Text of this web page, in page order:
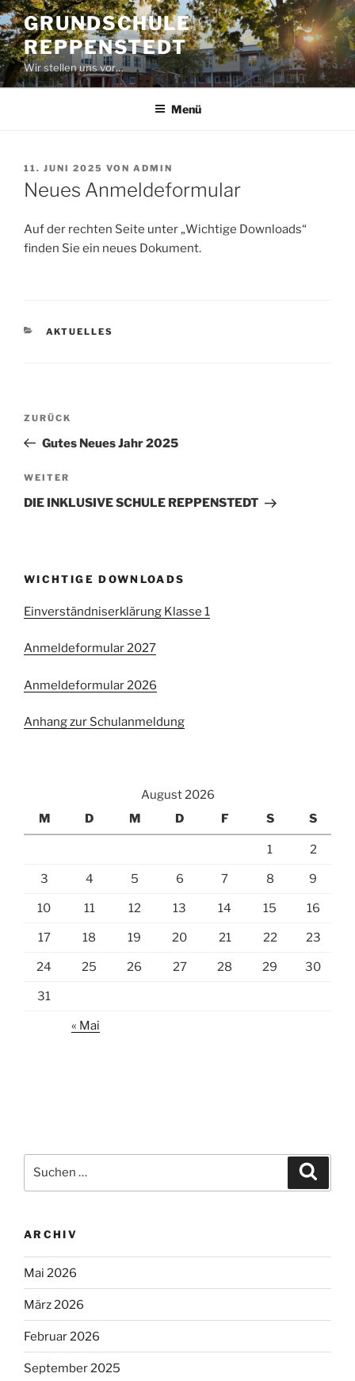
Zum
Inhalt
springen
GRUNDSCHULE
REPPENSTEDT
Wir stellen uns vor…
Menü
VERÖFFENTLICHT
AM
11. JUNI 2025 VON ADMIN
Neues Anmeldeformular
Auf der rechten Seite unter „Wichtige Downloads“
finden Sie ein neues Dokument.
KATEGORIEN
AKTUELLES
Beitragsnavigation
Vorheriger
Beitrag
ZURÜCK
Gutes Neues Jahr 2025
Nächster
Beitrag
WEITER
DIE INKLUSIVE SCHULE REPPENSTEDT
WICHTIGE DOWNLOADS
Einverständniserklärung Klasse 1
Anmeldeformular 2027
Anmeldeformular 2026
Anhang zur Schulanmeldung
August 2026
M
D M D F S S
1 2
3 4 5 6 7 8 9
10 11 12 13 14 15 16
17 18 19 20 21 22 23
24 25 26 27 28 29 30
31
« Mai
nach:
ARCHIV
Mai 2026
März 2026
Februar 2026
September 2025